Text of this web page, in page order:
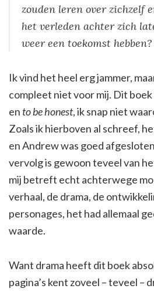
zouden leren over zichzelf
het verleden achter zich
weer een toekomst hebben?
Ik vind het heel erg jammer,
compleet niet voor mij. Dit
en to be honest, ik snap niet
Zoals ik hierboven al schreef,
en Andrew was goed
vervolg is gewoon teveel van
mij betreft echt achterwege
verhaal, de drama, de
personages, het had allemaal
waarde.
Want drama heeft dit boek
pagina’s kent zoveel – teveel –